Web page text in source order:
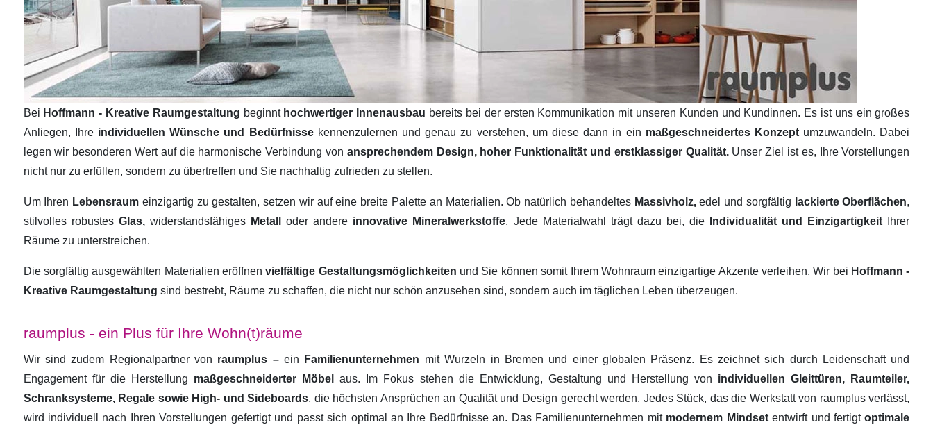
Bei Hoffmann - Kreative Raumgestaltung beginnt hochwertiger Innenausbau bereits bei der ersten Kommunikation mit unseren Kunden und Kundinnen. Es ist uns ein großes
Anliegen, Ihre individuellen Wünsche und Bedürfnisse kennenzulernen und genau zu verstehen, um diese dann in ein maßgeschneidertes Konzept umzuwandeln. Dabei
legen wir besonderen Wert auf die harmonische Verbindung von ansprechendem Design, hoher Funktionalität und erstklassiger Qualität.Unser Ziel ist es, Ihre Vorstellungen
nicht nur zu erfüllen, sondern zu übertreffen und Sie nachhaltig zufrieden zu stellen.
Um Ihren Lebensraum einzigartig zu gestalten, setzen wir auf eine breite Palette an Materialien. Ob natürlich behandeltes Massivholz,edel und sorgfältig lackierte Oberflächen,
stilvolles robustes Glas,widerstandsfähiges Metalloder andere innovative Mineralwerkstoffe. Jede Materialwahl trägt dazu bei, die Individualität und Einzigartigkeit
Ihrer
Räume zu unterstreichen.
Die sorgfältig ausgewählten Materialien eröffnenvielfältige Gestaltungsmöglichkeiten und Sie können somit Ihrem Wohnraum einzigartige Akzente verleihen. Wir bei Hoffmann -
Kreative Raumgestaltung sind bestrebt, Räume zu schaffen, die nicht nur schön anzusehen sind, sondern auch im täglichen Leben überzeugen.
raumplus - ein Plus für Ihre Wohn(t)räume
Wir sind zudem Regionalpartner von raumplus –ein Familienunternehmen mit Wurzeln in Bremen und einer globalen Präsenz. Es zeichnet sich durch Leidenschaft und
Engagement für die Herstellung maßgeschneiderter Möbelaus. Im Fokus stehen die Entwicklung, Gestaltung und Herstellung von individuellen Gleittüren, Raumteiler,
Schranksysteme, Regale sowie High- und Sideboards, die höchsten Ansprüchen an Qualität und Design gerecht werden. Jedes Stück, das die Werkstatt von raumplus verlässt,
wird individuell nach Ihren Vorstellungen gefertigt und passt sich optimal an Ihre Bedürfnisse an. Das Familienunternehmen mit modernem Mindsetentwirft und fertigtoptimale